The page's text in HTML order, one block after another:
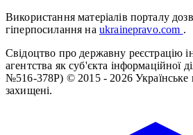
Використання матеріалів порталу
гіперпосилання на ukrainepravo.com .
Свідоцтво про державну реєстрацію
агентства як суб'єкта інформаційної
№516-378Р) © 2015 - 2026 Українське
захищені.